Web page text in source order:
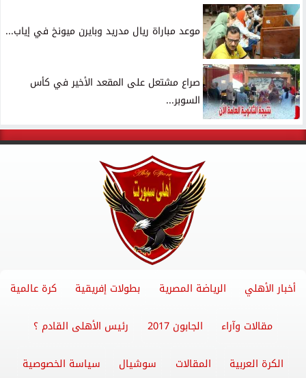
موعد مباراة ريال مدريد وبايرن ميونخ في إياب...
صراع مشتعل على المقعد الأخير في كأس
السوبر...
أخبار الأهلي الرياضة المصرية بطولات إفريقية كرة عالمية
مقالات وآراء الجابون 2017 رئيس الأهلى القادم ؟
الكرة العربية المقالات سوشيال سياسة الخصوصية